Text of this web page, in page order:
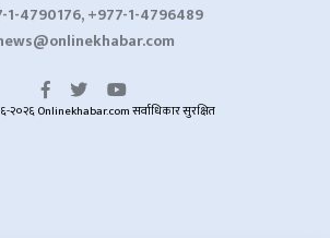
1-4790176, +977-1-4796489
२०२६ Onlinekhabar.com सर्वाधिकार सुरक्षित